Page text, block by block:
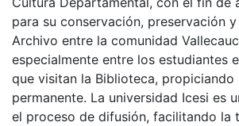
para su conservación, preservación
Archivo entre la comunidad
especialmente entre los estudiantes
que visitan la Biblioteca, propiciando
permanente. La universidad Icesi es
el proceso de difusión, facilitando la